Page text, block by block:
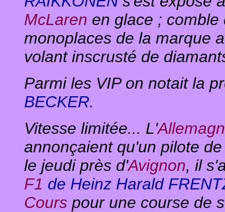
McLaren en glace ;
monoplaces de la marque
volant inscrusté de
Parmi les VIP on notait la
BECKER.
Vitesse limitée... L'
annonçaient qu'un pilote
le jeudi près d'Avignon, il
F1 de Heinz Harald
Cours pour une course de